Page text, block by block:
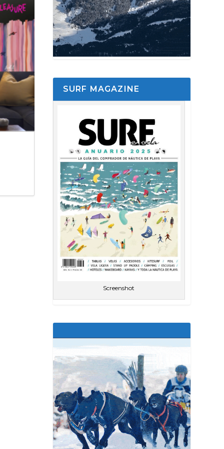
SURF MAGAZINE
Screenshot